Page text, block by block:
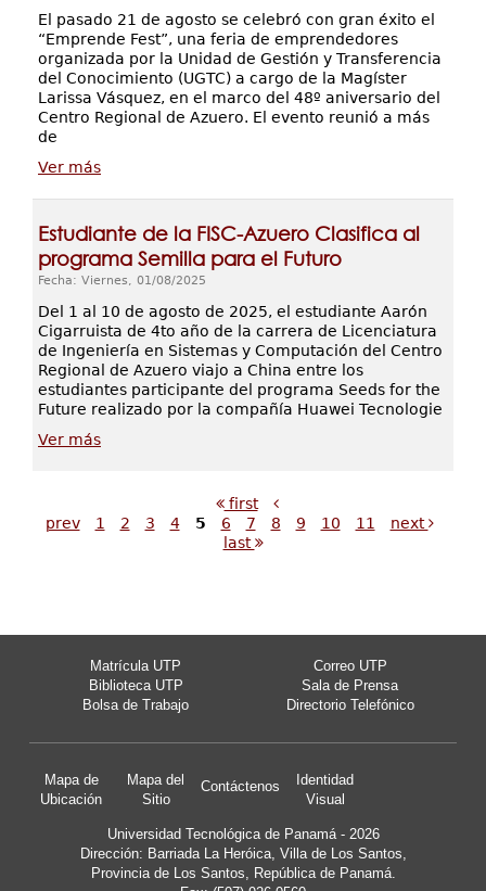
El pasado 21 de agosto se celebró con gran éxito el
“Emprende Fest”, una feria de emprendedores
organizada por la Unidad de Gestión y Transferencia
del Conocimiento (UGTC) a cargo de la Magíster
Larissa Vásquez, en el marco del 48º aniversario del
Centro Regional de Azuero. El evento reunió a más
de
Ver más
Estudiante de la FISC-Azuero Clasifica al
programa Semilla para el Futuro
Fecha: Viernes, 01/08/2025
Del 1 al 10 de agosto de 2025, el estudiante Aarón
Cigarruista de 4to año de la carrera de Licenciatura
de Ingeniería en Sistemas y Computación del Centro
Regional de Azuero viajo a China entre los
estudiantes participante del programa Seeds for the
Future realizado por la compañía Huawei Tecnologie
Ver más
first
prev
1 2 3 4 5 6 7 8 9 10 11
next
last
Matrícula UTP
Correo UTP
Biblioteca UTP
Sala de Prensa
Bolsa de Trabajo
Directorio Telefónico
Mapa de
Ubicación
Mapa del
Sitio
Contáctenos
Identidad
Visual
Universidad Tecnológica de Panamá - 2026
Dirección: Barriada La Heróica, Villa de Los Santos,
Provincia de Los Santos, República de Panamá.